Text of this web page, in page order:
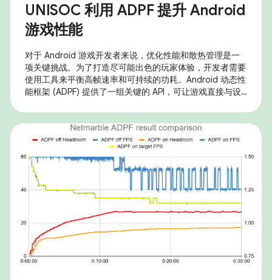
UNISOC 利用 ADPF 提升 Android
游戏性能
对于 Android 游戏开发者来说，优化性能和散热管理是一
项关键挑战。为了打造尽可能出色的玩家体验，开发者需要
使用工具来平衡高帧速率和可持续的功耗。Android 动态性
能框架 (ADPF) 提供了一组关键的 API，可让游戏直接与设
UNISOC 正在采用这些工具，以在其 SoC 上提供出色的游
戏体验。从 Android 14 开始，UNISOC 产品完全支持核心
ADPF API，包括 Performance Hint、Thermal 和